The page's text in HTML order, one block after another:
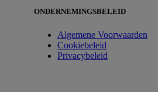
ONDERNEMINGSBELEID
Algemene Voorwaarden
Cookiebeleid
Privacybeleid